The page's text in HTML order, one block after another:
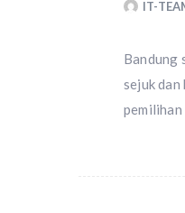
IT-
Bandung
sejuk
pemilihan